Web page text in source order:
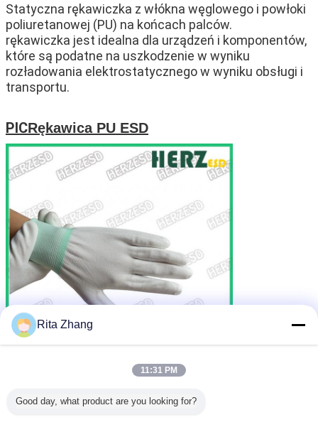
Statyczna rękawiczka z włókna węglowego i powłoki
poliuretanowej (PU) na końcach palców.
rękawiczka jest idealna dla urządzeń i komponentów,
które są podatne na uszkodzenie w wyniku
rozładowania elektrostatycznego w wyniku obsługi i
transportu.
PICRękawica PU ESD
Rita Zhang
11:31 PM
Good day, what product are you looking for?